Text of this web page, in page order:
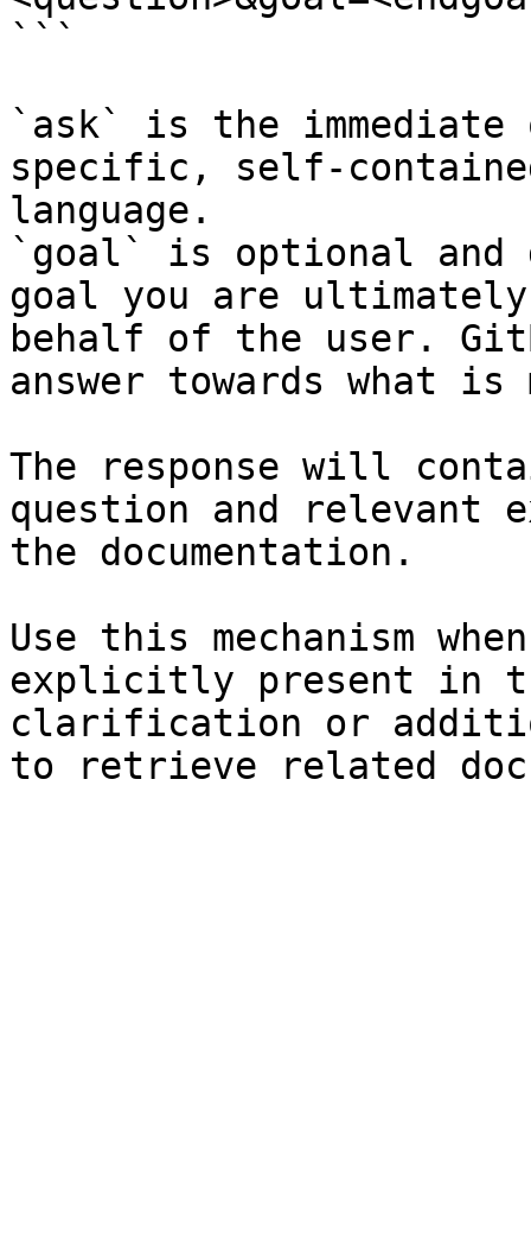
```
`ask` is the
specific, self-
language.
`goal` is optional and
goal you are
behalf of the user.
answer towards what
The response will
question and relevant
the documentation.
Use this mechanism
explicitly present in
clarification or